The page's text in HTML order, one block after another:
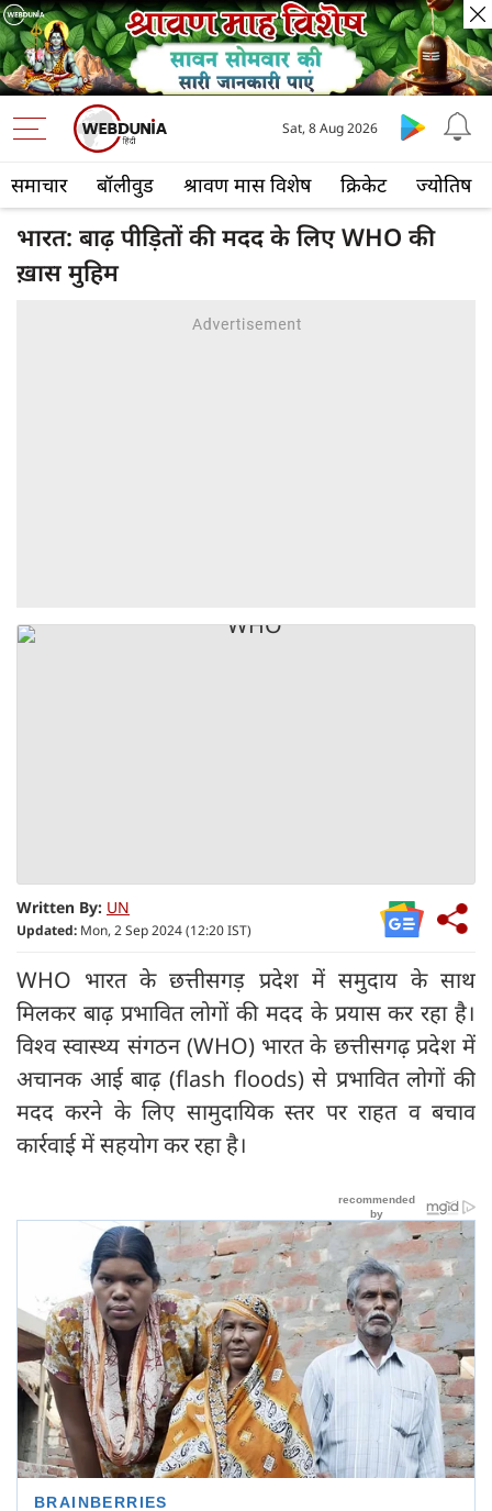
समाचार बॉलीवुड श्रावण मास विशेष क्रिकेट ज्योतिष
Sat, 8 Aug 2026
भारत: बाढ़ पीड़ितों की मदद के लिए WHO की
ख़ास मुहिम
Written By: UN
Updated: Mon, 2 Sep 2024 (12:20 IST)
WHO भारत के छत्तीसगड़ प्रदेश में समुदाय के साथ
मिलकर बाढ़ प्रभावित लोगों की मदद के प्रयास कर रहा है।
विश्व स्वास्थ्य संगठन (WHO) भारत के छत्तीसगढ़ प्रदेश में
अचानक आई बाढ़ (flash floods) से प्रभावित लोगों की
मदद करने के लिए सामुदायिक स्तर पर राहत व बचाव
कार्रवाई में सहयोग कर रहा है।